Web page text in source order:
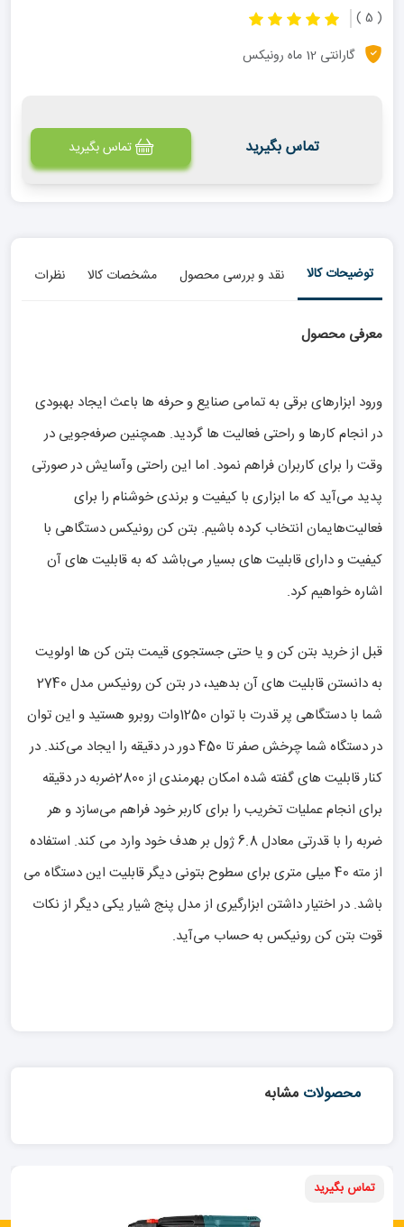
( 5 )
گارانتی 12 ماه رونیکس
تماس بگیرید تماس بگیرید
توضیحات کالا نقد و بررسی محصول مشخصات کالا نظرات
معرفی محصول
ورود ابزار‌های برقی به تمامی صنایع و حرفه‌ ها باعث ایجاد بهبودی
در انجام کارها و راحتی فعالیت ‌ها گردید. همچنین صرفه‌جویی در
وقت را برای کاربران فراهم نمود. اما این راحتی وآسایش در صورتی
پدید می‌آید که ما ابزاری با کیفیت و برندی خوشنام را برای
فعالیت‌هایمان انتخاب کرده باشیم. بتن کن رونیکس دستگاهی با
کیفیت و دارای قابلیت‌ های بسیار می‌باشد که به قابلیت‌ های آن
اشاره خواهیم کرد.
قبل از خرید بتن کن و یا حتی جستجوی قیمت بتن کن ها اولویت
به دانستن قابلیت‌ های آن بدهید، در بتن کن رونیکس مدل 2740
شما با دستگاهی پر قدرت با توان 1250وات روبرو هستید و این توان
در دستگاه شما چرخش صفر تا 450 دور در دقیقه را ایجاد می‌کند. در
کنار قابلیت‌ های گفته شده امکان بهرمندی از 2800ضربه در دقیقه
برای انجام عملیات تخریب را برای کاربر خود فراهم می‌سازد و هر
ضربه را با قدرتی معادل 6.8 ژول بر هدف خود وارد می کند. استفاده
از مته‌ 40 میلی متری برای سطوح بتونی دیگر قابلیت این دستگاه می
باشد. در اختیار داشتن ابزارگیری از مدل پنج شیار یکی دیگر از نکات
قوت بتن کن رونیکس به حساب می‌آید.
محصولات مشابه
تماس بگیرید